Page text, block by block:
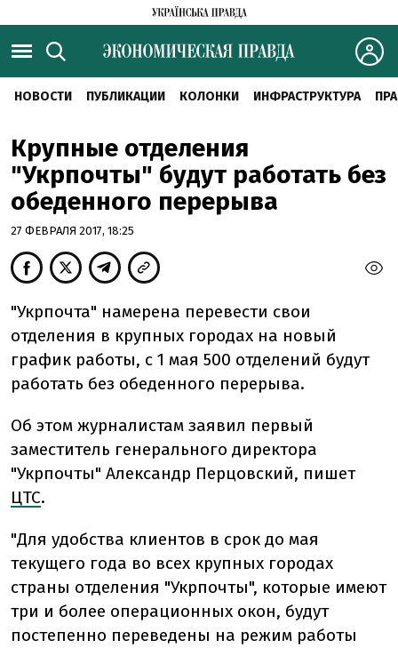
НОВОСТИ ПУБЛИКАЦИИ КОЛОНКИ ИНФРАСТРУКТУРА
Крупные отделения
"Укрпочты" будут работать без
обеденного перерыва
27 ФЕВРАЛЯ 2017, 18:25
"Укрпочта" намерена перевести свои
отделения в крупных городах на новый
график работы, с 1 мая 500 отделений будут
работать без обеденного перерыва.
Об этом журналистам заявил первый
заместитель генерального директора
"Укрпочты" Александр Перцовский, пишет
ЦТС.
"Для удобства клиентов в срок до мая
текущего года во всех крупных городах
страны отделения "Укрпочты", которые имеют
три и более операционных окон, будут
постепенно переведены на режим работы